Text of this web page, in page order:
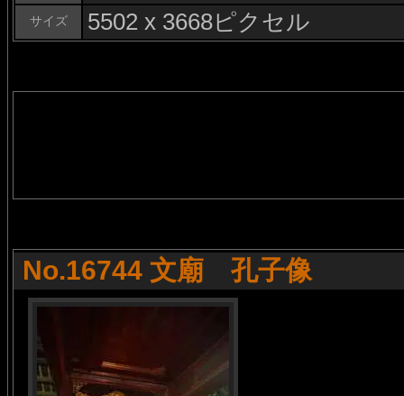
サイズ 5502 x 3668ピクセル
No.16744 文廟 孔子像